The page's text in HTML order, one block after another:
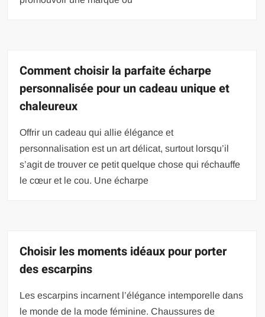
Comment choisir la parfaite écharpe
personnalisée pour un cadeau unique et
chaleureux
Offrir un cadeau qui allie élégance et
personnalisation est un art délicat, surtout lorsqu’il
s’agit de trouver ce petit quelque chose qui réchauffe
le cœur et le cou. Une écharpe
Choisir les moments idéaux pour porter
des escarpins
Les escarpins incarnent l’élégance intemporelle dans
le monde de la mode féminine. Chaussures de